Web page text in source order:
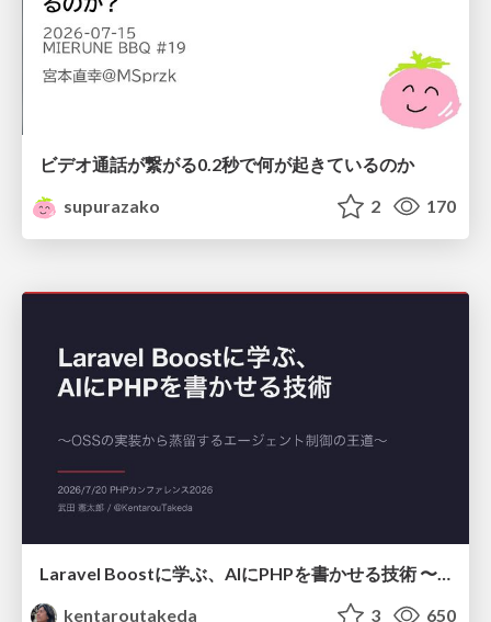
ビデオ通話が繋がる0.2秒で何が起きているのか
supurazako
2 170
kentaroutakeda
3 650